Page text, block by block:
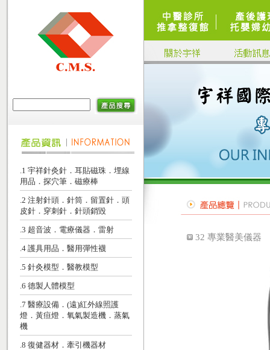
.1 宇祥針灸針．耳貼磁珠．埋線
用品．探穴筆．磁療棒
.2 注射針頭．針筒．留置針．頭
皮針．穿刺針．針頭銷毀
.3 超音波．電療儀器．雷射
.4 護具用品．醫用彈性襪
.5 針灸模型．醫教模型
.6 德製人體模型
.7 醫療設備．(遠)紅外線照護
燈．黃疸燈．氧氣製造機．蒸氣
機
.8 復健器材．牽引機器材
32 專業醫美儀器